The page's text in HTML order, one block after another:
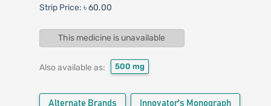
Strip Price: ৳ 60.00
This medicine is unavailable
Also available as: 500 mg
Alternate Brands Innovator's Monograph